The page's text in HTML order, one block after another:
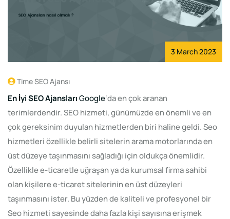
3 March 2023
Time SEO Ajansı
En İyi SEO AjanslarıGoogle‘da en çok aranan
terimlerdendir. SEO hizmeti, günümüzde en önemli ve en
çok gereksinim duyulan hizmetlerden biri haline geldi. Seo
hizmetleri özellikle belirli sitelerin arama motorlarında en
üst düzeye taşınmasını sağladığı için oldukça önemlidir.
Özellikle e-ticaretle uğraşan ya da kurumsal firma sahibi
olan kişilere e-ticaret sitelerinin en üst düzeyleri
taşınmasını ister. Bu yüzden de kaliteli ve profesyonel bir
Seo hizmeti sayesinde daha fazla kişi sayısına erişmek